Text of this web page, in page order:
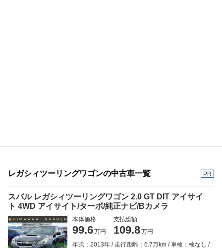
レガシィツーリングワゴンの中古車一覧 PR
スバル レガシィツーリングワゴン 2.0 GT DIT アイサイ
ト 4WD アイサイト/ターボ/純正ナビ/Bカメラ
本体価格
99.6万円
支払総額
109.8万円
年式：2013年
走行距離：6.7万km
車検：検なし